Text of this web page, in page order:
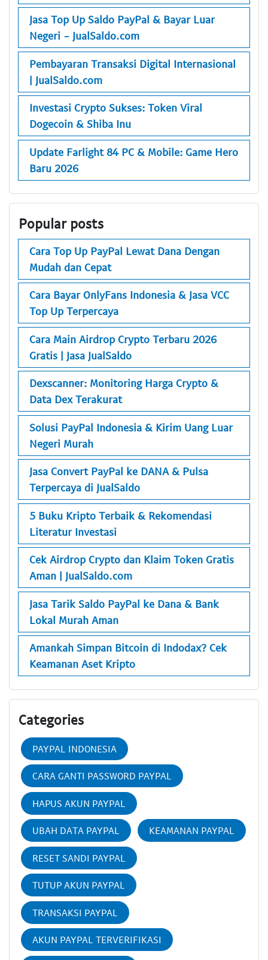
Jasa Top Up Saldo PayPal & Bayar Luar
Negeri - JualSaldo.com
Pembayaran Transaksi Digital Internasional
| JualSaldo.com
Investasi Crypto Sukses: Token Viral
Dogecoin & Shiba Inu
Update Farlight 84 PC & Mobile: Game Hero
Baru 2026
Popular posts
Cara Top Up PayPal Lewat Dana Dengan
Mudah dan Cepat
Cara Bayar OnlyFans Indonesia & Jasa VCC
Top Up Terpercaya
Cara Main Airdrop Crypto Terbaru 2026
Gratis | Jasa JualSaldo
Dexscanner: Monitoring Harga Crypto &
Data Dex Terakurat
Solusi PayPal Indonesia & Kirim Uang Luar
Negeri Murah
Jasa Convert PayPal ke DANA & Pulsa
Terpercaya di JualSaldo
5 Buku Kripto Terbaik & Rekomendasi
Literatur Investasi
Cek Airdrop Crypto dan Klaim Token Gratis
Aman | JualSaldo.com
Jasa Tarik Saldo PayPal ke Dana & Bank
Lokal Murah Aman
Amankah Simpan Bitcoin di Indodax? Cek
Keamanan Aset Kripto
Categories
PAYPAL INDONESIA
CARA GANTI PASSWORD PAYPAL
HAPUS AKUN PAYPAL
UBAH DATA PAYPAL KEAMANAN PAYPAL
RESET SANDI PAYPAL
TUTUP AKUN PAYPAL
TRANSAKSI PAYPAL
AKUN PAYPAL TERVERIFIKASI